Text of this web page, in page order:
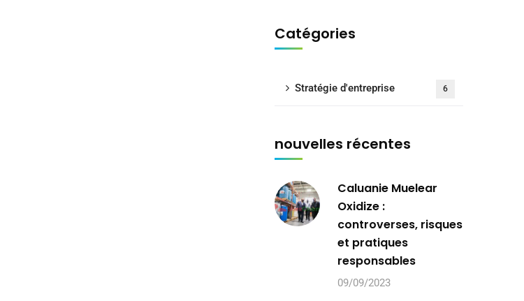
Catégories
Stratégie d'entreprise 6
nouvelles récentes
Caluanie Muelear
Oxidize :
controverses, risques
et pratiques
responsables
09/09/2023